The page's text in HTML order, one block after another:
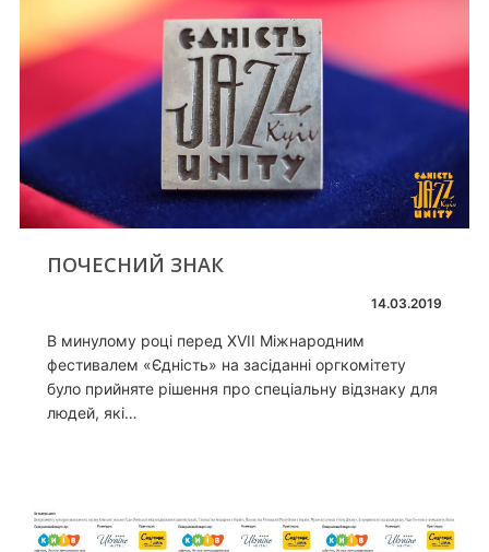
ПОЧЕСНИЙ ЗНАК
14.03.2019
В минулому році перед ХVII Міжнародним
фестивалем «Єдність» на засіданні оргкомітету
було прийняте рішення про спеціальну відзнаку для
людей, які…